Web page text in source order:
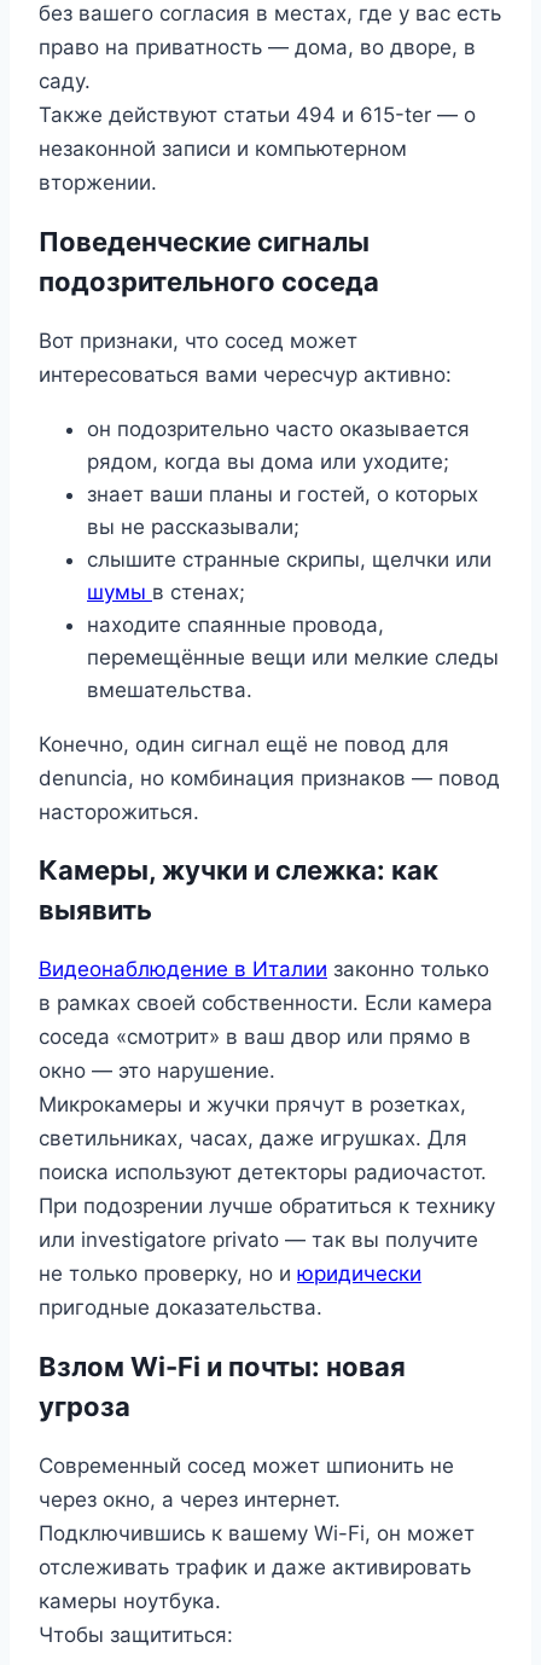
без вашего согласия в местах, где у вас есть
право на приватность — дома, во дворе, в
саду.
Также действуют статьи 494 и 615-ter — о
незаконной записи и компьютерном
вторжении.
Поведенческие сигналы
подозрительного соседа
Вот признаки, что сосед может
интересоваться вами чересчур активно:
он подозрительно часто оказывается
рядом, когда вы дома или уходите;
знает ваши планы и гостей, о которых
вы не рассказывали;
слышите странные скрипы, щелчки или
шумы в стенах;
находите спаянные провода,
перемещённые вещи или мелкие следы
вмешательства.
Конечно, один сигнал ещё не повод для
denuncia, но комбинация признаков — повод
насторожиться.
Камеры, жучки и слежка: как
выявить
Видеонаблюдение в Италии законно только
в рамках своей собственности. Если камера
соседа «смотрит» в ваш двор или прямо в
окно — это нарушение.
Микрокамеры и жучки прячут в розетках,
светильниках, часах, даже игрушках. Для
поиска используют детекторы радиочастот.
При подозрении лучше обратиться к технику
или investigatore privato — так вы получите
не только проверку, но и юридически
пригодные доказательства.
Взлом Wi-Fi и почты: новая
угроза
Современный сосед может шпионить не
через окно, а через интернет.
Подключившись к вашему Wi-Fi, он может
отслеживать трафик и даже активировать
камеры ноутбука.
Чтобы защититься: